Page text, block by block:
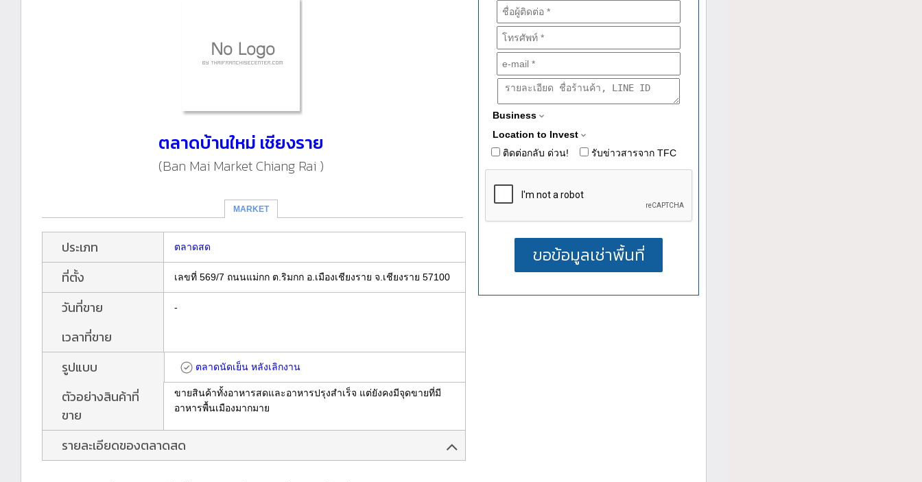
ตลาดบ้านใหม่ เชียงราย
(Ban Mai Market Chiang Rai )
MARKET
ประเภท ตลาดสด
ที่ตั้ง เลขที่ 569/7 ถนนแม่กก ต.ริมกก อ.เมืองเชียงราย จ.เชียงราย 57100
วันที่ขาย -
เวลาที่ขาย
รูปแบบ
ตลาดนัดเย็น หลังเลิกงาน
ตัวอย่างสินค้าที่
ขาย
ขายสินค้าทั้งอาหารสดและอาหารปรุงสำเร็จ แต่ยังคงมีจุดขายที่มี
อาหารพื้นเมืองมากมาย
รายละเอียดของตลาดสด
Business
Location to Invest
ติดต่อกลับ ด่วน!
รับข่าวสารจาก TFC